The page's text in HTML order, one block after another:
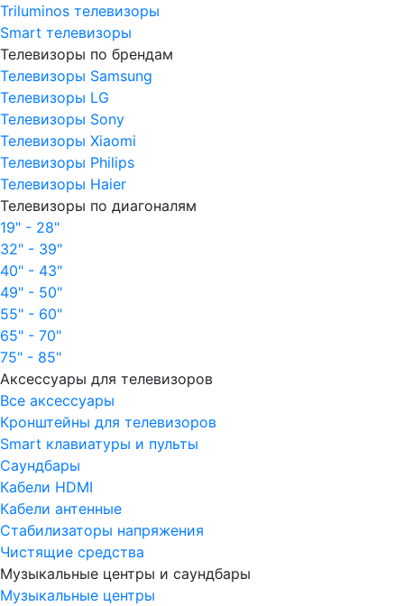
Triluminos телевизоры
Smart телевизоры
Телевизоры по брендам
Телевизоры Samsung
Телевизоры LG
Телевизоры Sony
Телевизоры Xiaomi
Телевизоры Philips
Телевизоры Haier
Телевизоры по диагоналям
19" - 28"
32" - 39"
40" - 43"
49" - 50"
55" - 60"
65" - 70"
75" - 85"
Аксессуары для телевизоров
Все аксессуары
Кронштейны для телевизоров
Smart клавиатуры и пульты
Саундбары
Кабели HDMI
Кабели антенные
Стабилизаторы напряжения
Чистящие средства
Музыкальные центры и саундбары
Музыкальные центры